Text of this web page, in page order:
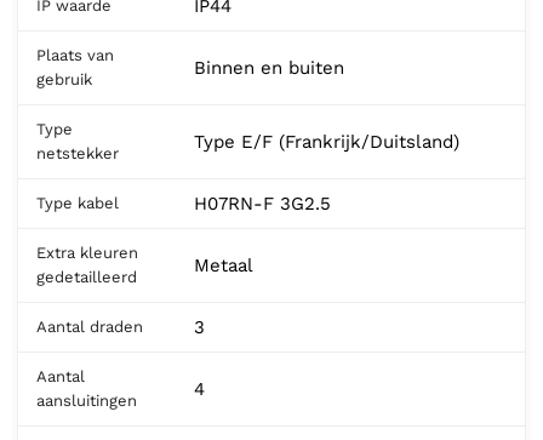
IP waarde IP44
Plaats van
gebruik
Binnen en buiten
Type
netstekker
Type E/F (Frankrijk/Duitsland)
Type kabel H07RN-F 3G2.5
Extra kleuren
gedetailleerd
Metaal
Aantal draden 3
Aantal
aansluitingen
4